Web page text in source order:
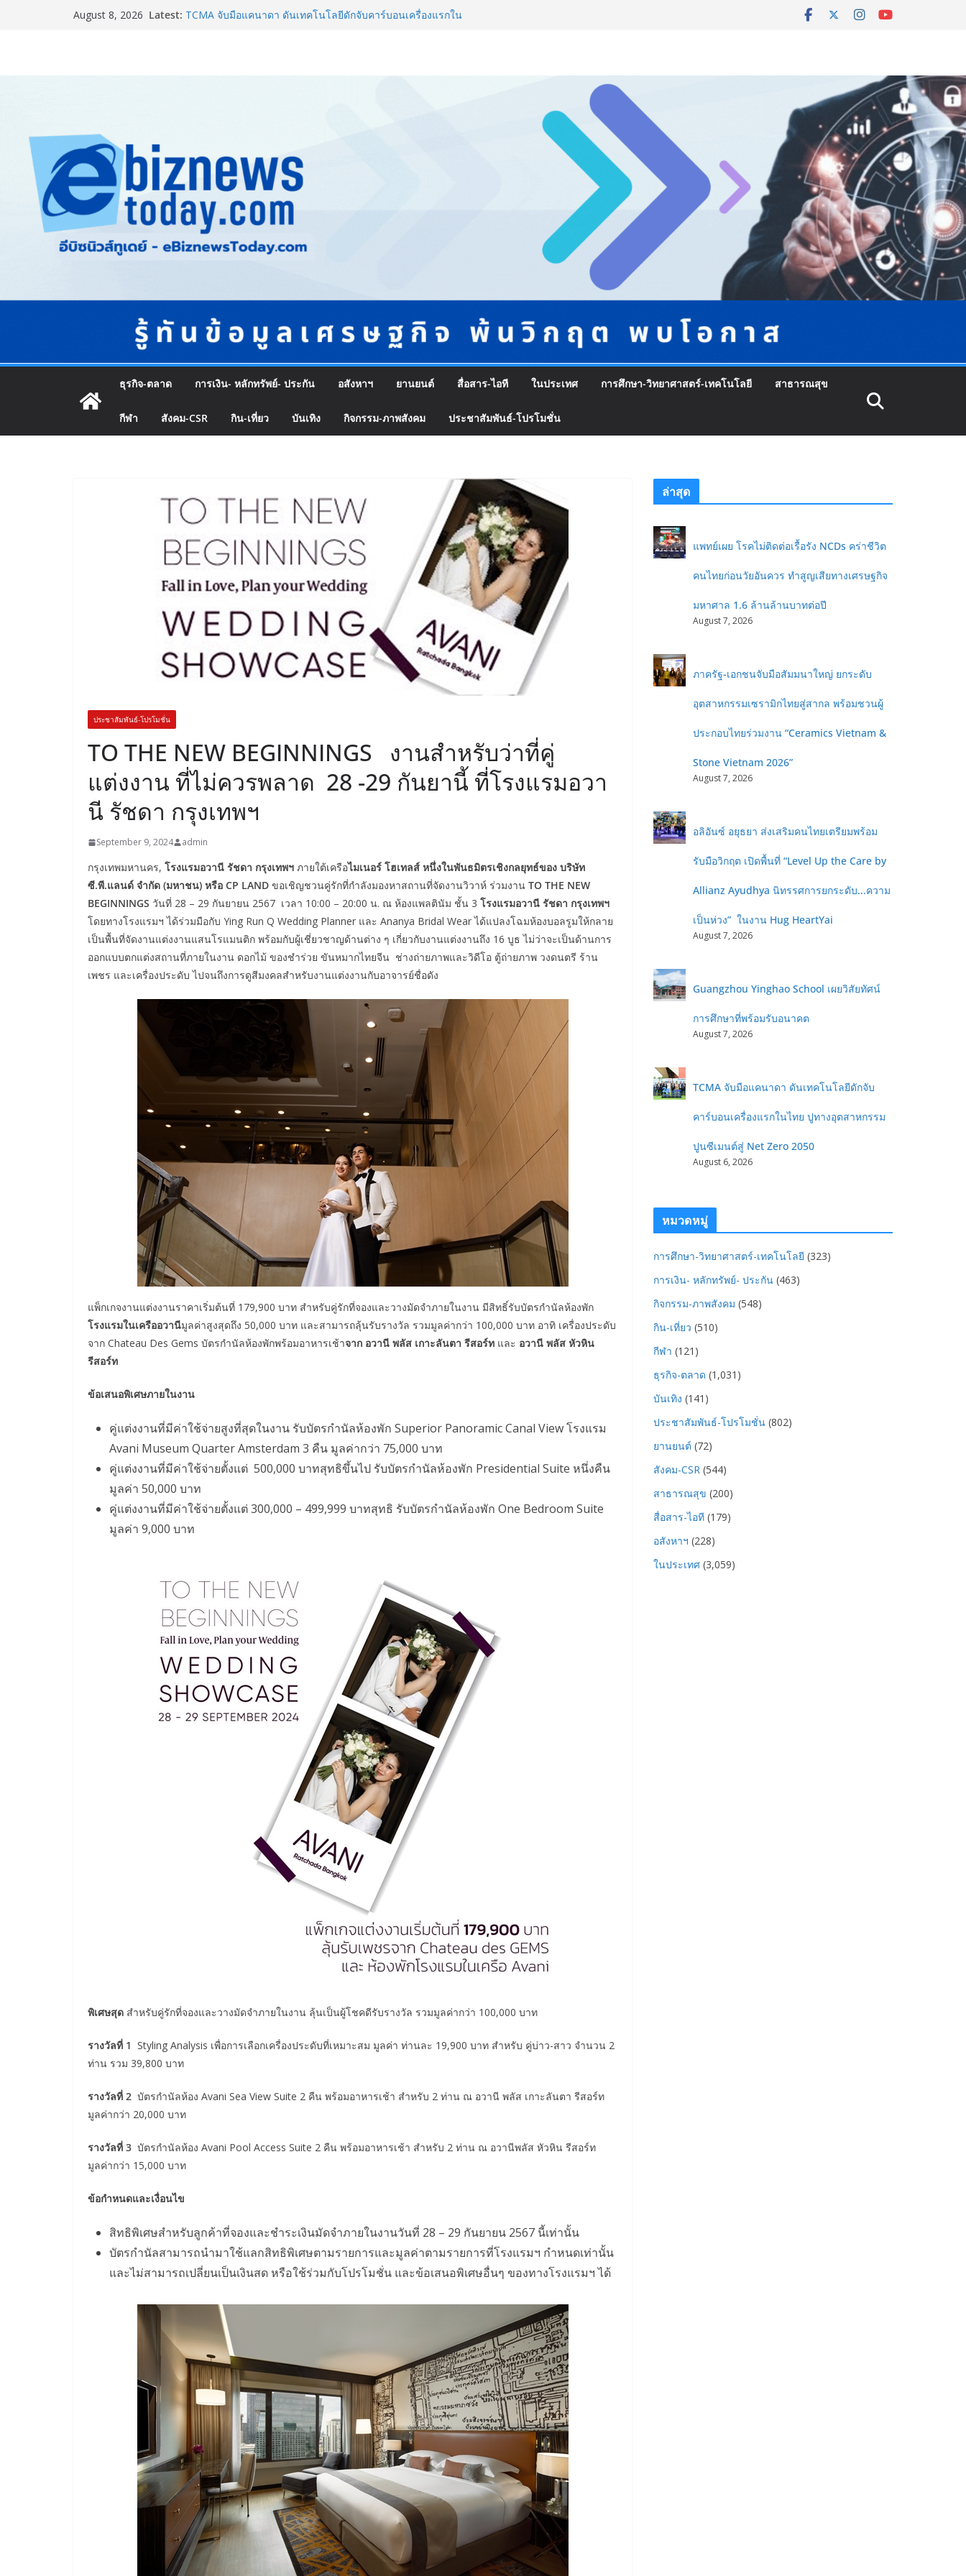
August 8, 2026 Latest: TCMA จับมือแคนาดา ดันเทคโนโลยีดักจับคาร์บอนเครื่องแรกใน
“Level Up the Care by Allianz Ayudhya นิทรรศการยกระดับ…
Guangzhou Yinghao School เผยวิสัยทัศน์การศึกษาที่พร้อมรับ
ธุรกิจ-ตลาด การเงิน- หลักทรัพย์- ประกัน อสังหาฯ ยานยนต์ สื่อสาร-ไอที ในประเทศ การศึกษา-วิทยาศาสตร์-เทคโนโลยี สาธารณสุข
กีฬา สังคม-CSR กิน-เที่ยว บันเทิง กิจกรรม-ภาพสังคม ประชาสัมพันธ์-โปรโมชั่น
ประชาสัมพันธ์-โปรโมชั่น
TO THE NEW BEGINNINGS งานสำหรับว่าที่คู่
แต่งงาน ที่ไม่ควรพลาด 28 -29 กันยานี้ ที่โรงแรมอวา
นี รัชดา กรุงเทพฯ
September 9, 2024 admin
กรุงเทพมหานคร, โรงแรมอวานี รัชดา กรุงเทพฯ ภายใต้เครือไมเนอร์ โฮเทลส์ หนึ่งในพันธมิตรเชิงกลยุทธ์ของ บริษัท
ซี.พี.แลนด์ จำกัด (มหาชน) หรือ CP LAND ขอเชิญชวนคู่รักที่กำลังมองหาสถานที่จัดงานวิวาห์ ร่วมงาน TO THE NEW
BEGINNINGS วันที่ 28 – 29 กันยายน 2567 เวลา 10:00 – 20:00 น. ณ ห้องแพลตินัม ชั้น 3 โรงแรมอวานี รัชดา กรุงเทพฯ
โดยทางโรงแรมฯ ได้ร่วมมือกับ Ying Run Q Wedding Planner และ Ananya Bridal Wear ได้แปลงโฉมห้องบอลรูมให้กลาย
เป็นพื้นที่จัดงานแต่งงานแสนโรแมนติก พร้อมกับผู้เชี่ยวชาญด้านต่าง ๆ เกี่ยวกับงานแต่งงานถึง 16 บูธ ไม่ว่าจะเป็นด้านการ
ออกแบบตกแต่งสถานที่ภายในงาน ดอกไม้ ของชำร่วย ขันหมากไทยจีน ช่างถ่ายภาพและวิดีโอ ตู้ถ่ายภาพ วงดนตรี ร้าน
เพชร และเครื่องประดับ ไปจนถึงการดูสีมงคลสำหรับงานแต่งงานกับอาจารย์ชื่อดัง
แพ็กเกจงานแต่งงานราคาเริ่มต้นที่ 179,900 บาท สำหรับคู่รักที่จองและวางมัดจำภายในงาน มีสิทธิ์รับบัตรกำนัลห้องพัก
โรงแรมในเครืออวานีมูลค่าสูงสุดถึง 50,000 บาท และสามารถลุ้นรับรางวัล รวมมูลค่ากว่า 100,000 บาท อาทิ เครื่องประดับ
จาก Chateau Des Gems บัตรกำนัลห้องพักพร้อมอาหารเช้าจาก อวานี พลัส เกาะลันตา รีสอร์ท และ อวานี พลัส หัวหิน
รีสอร์ท
ข้อเสนอพิเศษภายในงาน
คู่แต่งงานที่มีค่าใช้จ่ายสูงที่สุดในงาน รับบัตรกำนัลห้องพัก Superior Panoramic Canal View โรงแรม
Avani Museum Quarter Amsterdam 3 คืน มูลค่ากว่า 75,000 บาท
คู่แต่งงานที่มีค่าใช้จ่ายตั้งแต่ 500,000 บาทสุทธิขึ้นไป รับบัตรกำนัลห้องพัก Presidential Suite หนึ่งคืน
มูลค่า 50,000 บาท
คู่แต่งงานที่มีค่าใช้จ่ายตั้งแต่ 300,000 – 499,999 บาทสุทธิ รับบัตรกำนัลห้องพัก One Bedroom Suite
มูลค่า 9,000 บาท
พิเศษสุด สำหรับคู่รักที่จองและวางมัดจำภายในงาน ลุ้นเป็นผู้โชคดีรับรางวัล รวมมูลค่ากว่า 100,000 บาท
รางวัลที่ 1 Styling Analysis เพื่อการเลือกเครื่องประดับที่เหมาะสม มูลค่า ท่านละ 19,900 บาท สำหรับ คู่บ่าว-สาว จำนวน 2
ท่าน รวม 39,800 บาท
รางวัลที่ 2 บัตรกำนัลห้อง Avani Sea View Suite 2 คืน พร้อมอาหารเช้า สำหรับ 2 ท่าน ณ อวานี พลัส เกาะลันตา รีสอร์ท
มูลค่ากว่า 20,000 บาท
รางวัลที่ 3 บัตรกำนัลห้อง Avani Pool Access Suite 2 คืน พร้อมอาหารเช้า สำหรับ 2 ท่าน ณ อวานีพลัส หัวหิน รีสอร์ท
มูลค่ากว่า 15,000 บาท
ข้อกำหนดและเงื่อนไข
สิทธิพิเศษสำหรับลูกค้าที่จองและชำระเงินมัดจำภายในงานวันที่ 28 – 29 กันยายน 2567 นี้เท่านั้น
บัตรกำนัลสามารถนำมาใช้แลกสิทธิพิเศษตามรายการและมูลค่าตามรายการที่โรงแรมฯ กำหนดเท่านั้น
และไม่สามารถเปลี่ยนเป็นเงินสด หรือใช้ร่วมกับโปรโมชั่น และข้อเสนอพิเศษอื่นๆ ของทางโรงแรมฯ ได้
ล่าสุด
แพทย์เผย โรคไม่ติดต่อเรื้อรัง NCDs คร่าชีวิต
คนไทยก่อนวัยอันควร ทำสูญเสียทางเศรษฐกิจ
มหาศาล 1.6 ล้านล้านบาทต่อปี
August 7, 2026
ภาครัฐ-เอกชนจับมือสัมมนาใหญ่ ยกระดับ
อุตสาหกรรมเซรามิกไทยสู่สากล พร้อมชวนผู้
ประกอบไทยร่วมงาน “Ceramics Vietnam &
Stone Vietnam 2026”
August 7, 2026
อลิอันซ์ อยุธยา ส่งเสริมคนไทยเตรียมพร้อม
รับมือวิกฤต เปิดพื้นที่ “Level Up the Care by
Allianz Ayudhya นิทรรศการยกระดับ...ความ
เป็นห่วง” ในงาน Hug HeartYai
August 7, 2026
Guangzhou Yinghao School เผยวิสัยทัศน์
การศึกษาที่พร้อมรับอนาคต
August 7, 2026
TCMA จับมือแคนาดา ดันเทคโนโลยีดักจับ
คาร์บอนเครื่องแรกในไทย ปูทางอุตสาหกรรม
ปูนซีเมนต์สู่ Net Zero 2050
August 6, 2026
หมวดหมู่
การศึกษา-วิทยาศาสตร์-เทคโนโลยี (323)
การเงิน- หลักทรัพย์- ประกัน (463)
กิจกรรม-ภาพสังคม (548)
กิน-เที่ยว (510)
กีฬา (121)
ธุรกิจ-ตลาด (1,031)
บันเทิง (141)
ประชาสัมพันธ์-โปรโมชั่น (802)
ยานยนต์ (72)
สังคม-CSR (544)
สาธารณสุข (200)
สื่อสาร-ไอที (179)
อสังหาฯ (228)
ในประเทศ (3,059)